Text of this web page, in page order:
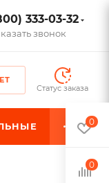
333-03-32
звонок
Статус заказа
0
0